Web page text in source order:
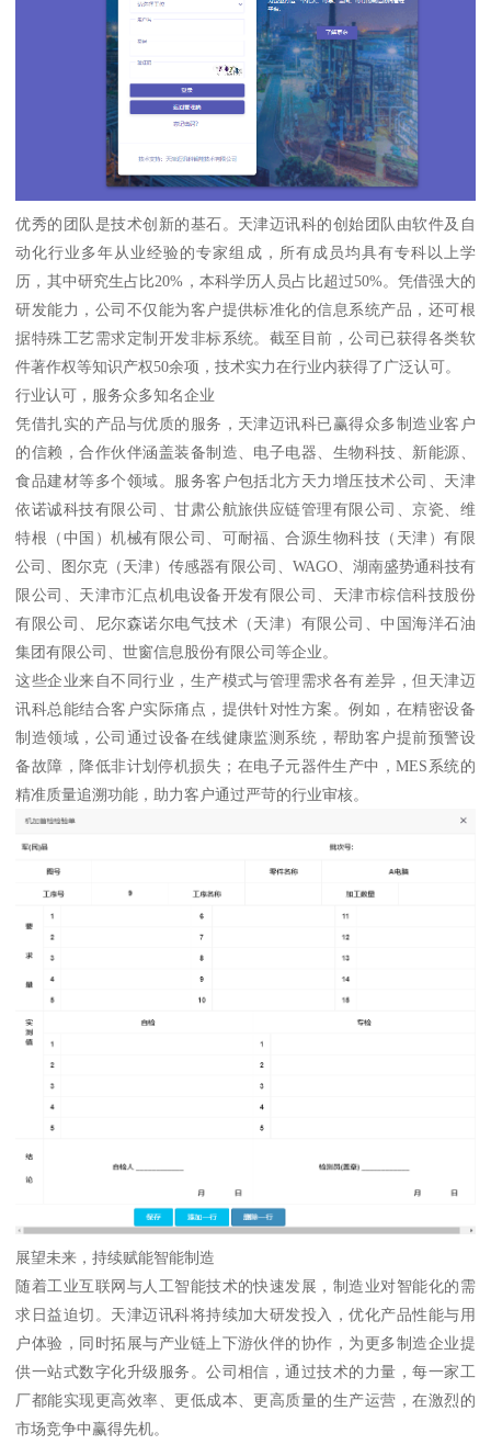
优秀的团队是技术创新的基石。天津迈讯科的创始团队由软件及自
动化行业多年从业经验的专家组成，所有成员均具有专科以上学
历，其中研究生占比20%，本科学历人员占比超过50%。凭借强大的
研发能力，公司不仅能为客户提供标准化的信息系统产品，还可根
据特殊工艺需求定制开发非标系统。截至目前，公司已获得各类软
件著作权等知识产权50余项，技术实力在行业内获得了广泛认可。
行业认可，服务众多知名企业
凭借扎实的产品与优质的服务，天津迈讯科已赢得众多制造业客户
的信赖，合作伙伴涵盖装备制造、电子电器、生物科技、新能源、
食品建材等多个领域。服务客户包括北方天力增压技术公司、天津
依诺诚科技有限公司、甘肃公航旅供应链管理有限公司、京瓷、维
特根（中国）机械有限公司、可耐福、合源生物科技（天津）有限
公司、图尔克（天津）传感器有限公司、WAGO、湖南盛势通科技有
限公司、天津市汇点机电设备开发有限公司、天津市棕信科技股份
有限公司、尼尔森诺尔电气技术（天津）有限公司、中国海洋石油
集团有限公司、世窗信息股份有限公司等企业。
这些企业来自不同行业，生产模式与管理需求各有差异，但天津迈
讯科总能结合客户实际痛点，提供针对性方案。例如，在精密设备
制造领域，公司通过设备在线健康监测系统，帮助客户提前预警设
备故障，降低非计划停机损失；在电子元器件生产中，MES系统的
精准质量追溯功能，助力客户通过严苛的行业审核。
展望未来，持续赋能智能制造
随着工业互联网与人工智能技术的快速发展，制造业对智能化的需
求日益迫切。天津迈讯科将持续加大研发投入，优化产品性能与用
户体验，同时拓展与产业链上下游伙伴的协作，为更多制造企业提
供一站式数字化升级服务。公司相信，通过技术的力量，每一家工
厂都能实现更高效率、更低成本、更高质量的生产运营，在激烈的
市场竞争中赢得先机。